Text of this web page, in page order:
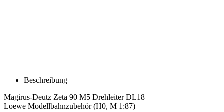
Beschreibung
Magirus-Deutz Zeta 90 M5 Drehleiter DL18
Loewe Modellbahnzubehör (H0, M 1:87)